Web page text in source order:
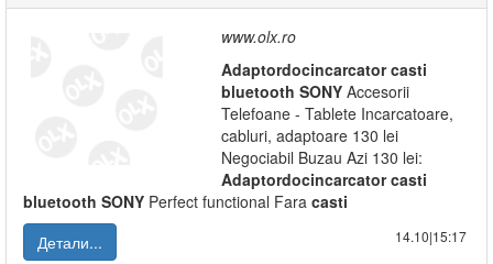
www.olx.ro
Adaptordocincarcator casti
bluetooth SONY Accesorii
Telefoane - Tablete Incarcatoare,
cabluri, adaptoare 130 lei
Negociabil Buzau Azi 130 lei:
Adaptordocincarcator casti
bluetooth SONY Perfect functional Fara casti
Детали...
14.10|15:17